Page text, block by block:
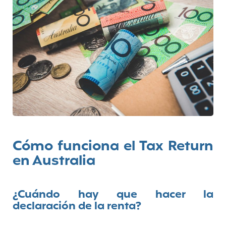
Cómo funciona el Tax Return
en Australia
¿Cuándo hay que hacer la
declaración de la renta?